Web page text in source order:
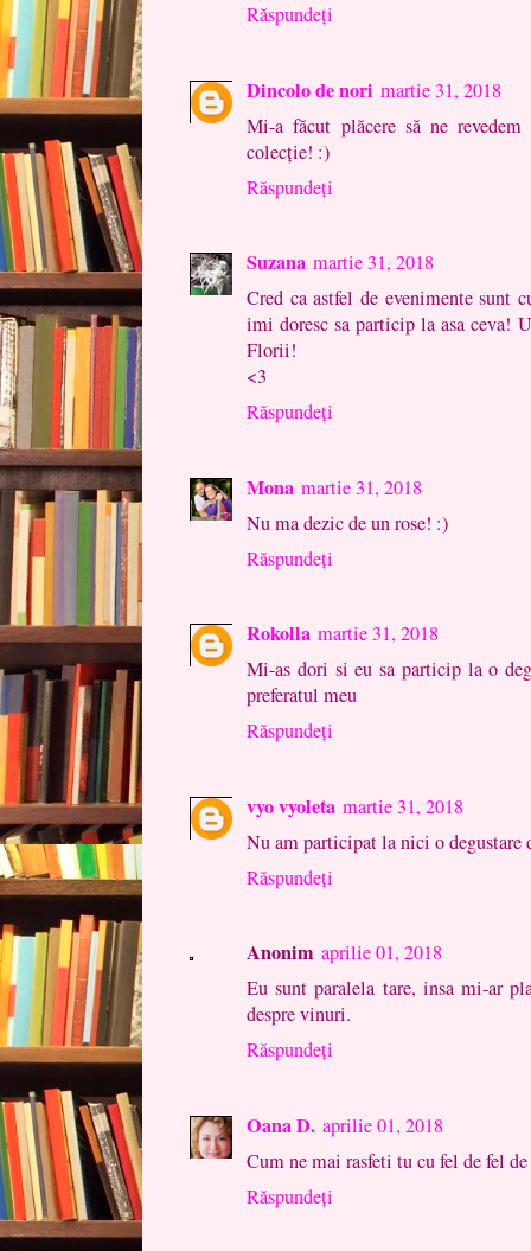
Răspundeți
Dincolo de nori martie 31, 2018
Mi-a făcut plăcere să ne
colecție! :)
Răspundeți
Suzana martie 31, 2018
Cred ca astfel de evenimente sunt
imi doresc sa particip la asa ceva!
Florii!
<3
Răspundeți
Mona martie 31, 2018
Nu ma dezic de un rose! :)
Răspundeți
Rokolla martie 31, 2018
Mi-as dori si eu sa particip la o
preferatul meu
Răspundeți
vyo vyoleta martie 31, 2018
Nu am participat la nici o degustare
Răspundeți
Anonim aprilie 01, 2018
Eu sunt paralela tare, insa mi-ar
despre vinuri.
Răspundeți
Oana D. aprilie 01, 2018
Cum ne mai rasfeti tu cu fel de fel
Răspundeți